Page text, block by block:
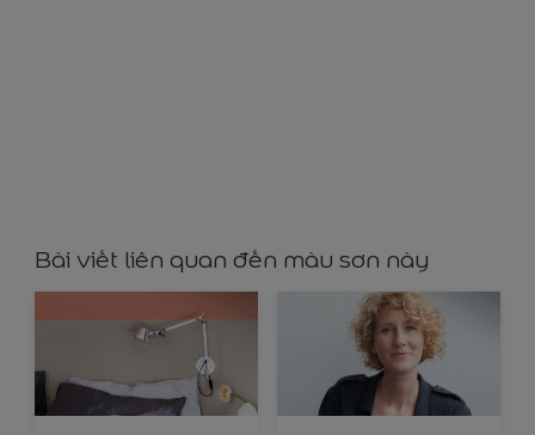
Bài viết liên quan đến màu sơn này